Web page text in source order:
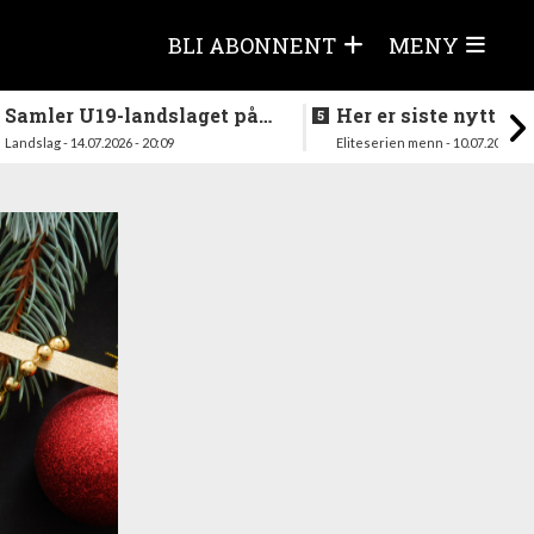
BLI ABONNENT MENY
Samler U19-landslaget på
nytt i august
Landslag - 14.07.2026 - 20:09
Her er siste nytt
season
Eliteserien menn - 10.07.2026 -